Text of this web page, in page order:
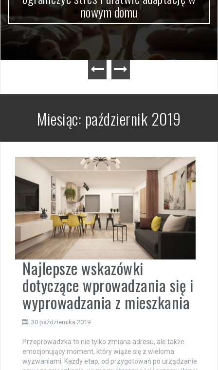
nowym domu
Miesiąc: październik 2019
Najlepsze wskazówki
dotyczące wprowadzania się i
wyprowadzania z mieszkania
30 października 2019
Przeprowadzka to nie tylko zmiana adresu, ale także
emocjonujący moment, który wiąże się z wieloma
wyzwaniami. Każdy etap, od przygotowań po urządzanie